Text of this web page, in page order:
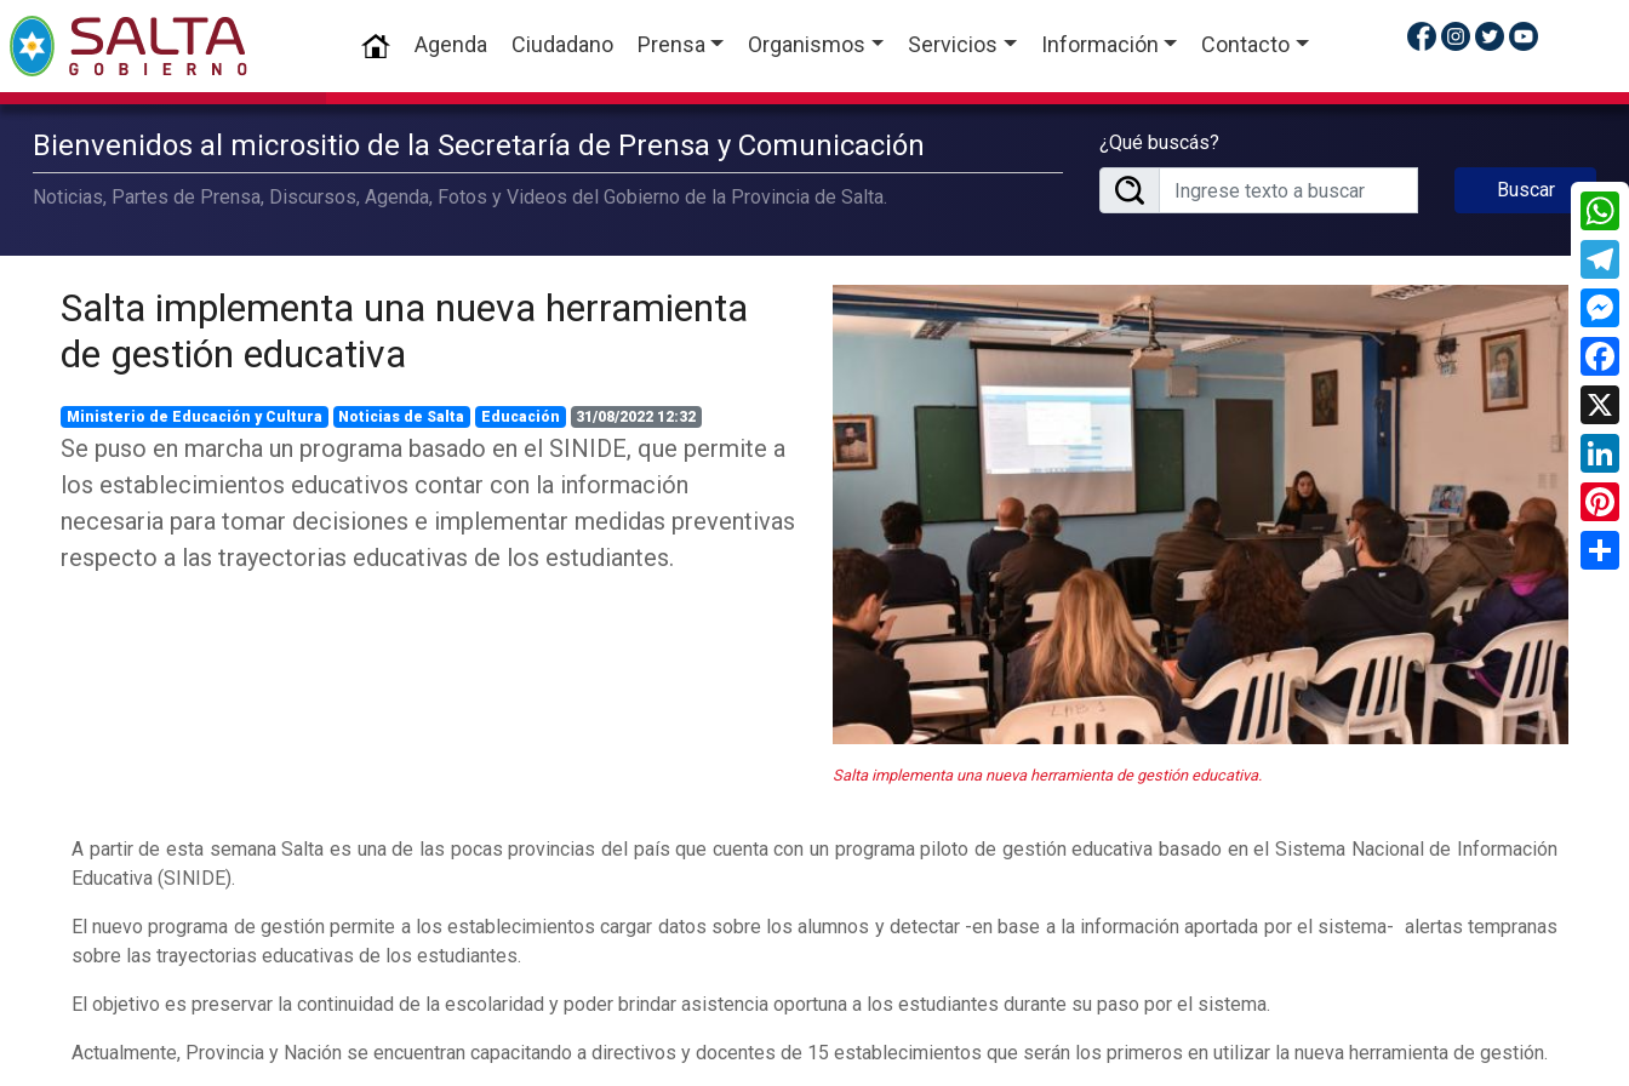
(current)
Agenda Ciudadano Prensa Organismos Servicios Información Contacto
Bienvenidos al micrositio de la Secretaría de Prensa y Comunicación
Noticias, Partes de Prensa, Discursos, Agenda, Fotos y Videos del Gobierno de la Provincia de Salta.
¿Qué buscás?
Buscar
Salta implementa una nueva herramienta
de gestión educativa
Ministerio de Educación y Cultura Noticias de Salta Educación 31/08/2022 12:32
Se puso en marcha un programa basado en el SINIDE, que permite a
los establecimientos educativos contar con la información
necesaria para tomar decisiones e implementar medidas preventivas
respecto a las trayectorias educativas de los estudiantes.
Salta implementa una nueva herramienta de gestión educativa.
A partir de esta semana Salta es una de las pocas provincias del país que cuenta con un programa piloto de gestión educativa basado en el Sistema Nacional de Información
Educativa (SINIDE).
El nuevo programa de gestión permite a los establecimientos cargar datos sobre los alumnos y detectar -en base a la información aportada por el sistema- alertas tempranas
sobre las trayectorias educativas de los estudiantes.
El objetivo es preservar la continuidad de la escolaridad y poder brindar asistencia oportuna a los estudiantes durante su paso por el sistema.
Actualmente, Provincia y Nación se encuentran capacitando a directivos y docentes de 15 establecimientos que serán los primeros en utilizar la nueva herramienta de gestión.
X